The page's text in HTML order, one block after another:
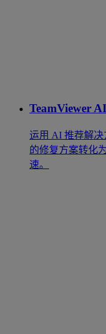
TeamViewer AI
运用 AI 推荐解
的修复方案转化
速。